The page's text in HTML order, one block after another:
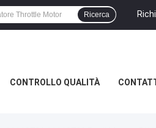
Ricerca
CONTROLLO QUALITÀ